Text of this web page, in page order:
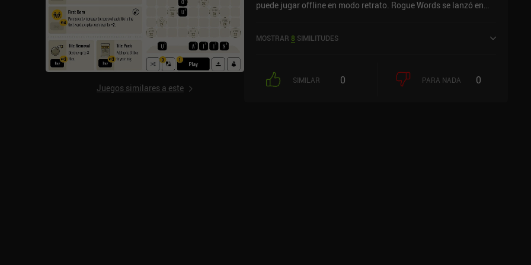
Juegos similares a este
puede jugar offline en modo retrato. Rogue Words se lanzó en
MOSTRAR 8 SIMILITUDES
SIMILAR 0 PARA NADA 0